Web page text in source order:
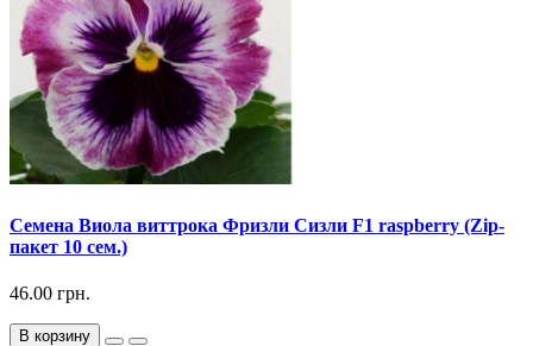
Семена Виола виттрока Фризли Сизли F1 raspberry (Zip-
пакет 10 сем.)
46.00 грн.
В корзину